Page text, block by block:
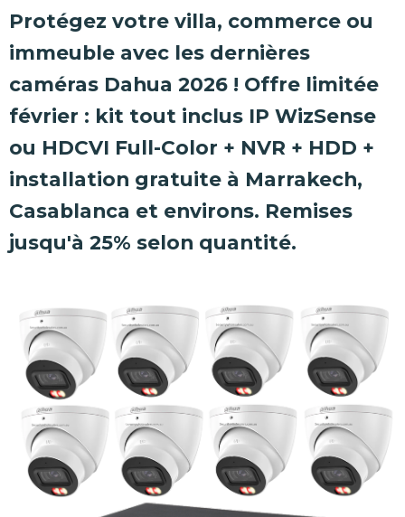
Protégez votre villa, commerce ou
immeuble avec les dernières
caméras Dahua 2026 ! Offre limitée
février : kit tout inclus IP WizSense
ou HDCVI Full-Color + NVR + HDD +
installation gratuite à Marrakech,
Casablanca et environs. Remises
jusqu'à 25% selon quantité.